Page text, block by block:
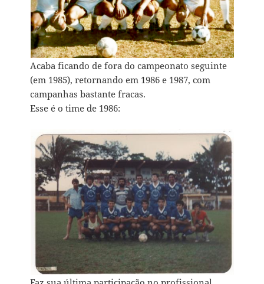
Acaba ficando de fora do campeonato seguinte
(em 1985), retornando em 1986 e 1987, com
campanhas bastante fracas.
Esse é o time de 1986: